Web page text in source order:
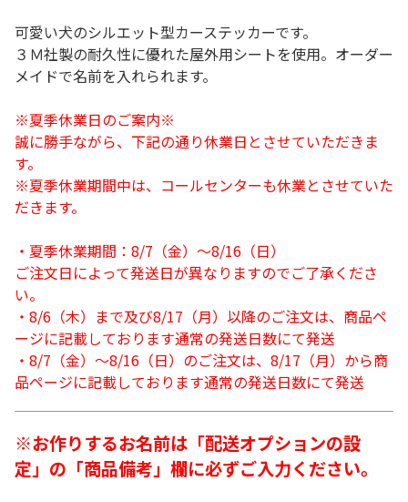
可愛い犬のシルエット型カーステッカーです。
３Ｍ社製の耐久性に優れた屋外用シートを使用。オーダー
メイドで名前を入れられます。
※夏季休業日のご案内※
誠に勝手ながら、下記の通り休業日とさせていただきま
す。
※夏季休業期間中は、コールセンターも休業とさせていた
だきます。
・夏季休業期間：8/7（金）～8/16（日）
ご注文日によって発送日が異なりますのでご了承くださ
い。
・8/6（木）まで及び8/17（月）以降のご注文は、商品ペ
ージに記載しております通常の発送日数にて発送
・8/7（金）～8/16（日）のご注文は、8/17（月）から商
品ページに記載しております通常の発送日数にて発送
※お作りするお名前は「配送オプションの設
定」の「商品備考」欄に必ずご入力ください。